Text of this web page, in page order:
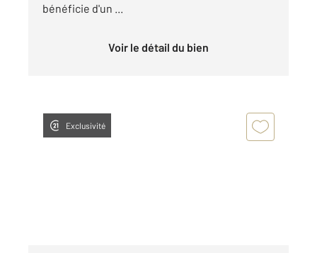
bénéficie d'un ...
Voir le détail du bien
Exclusivité